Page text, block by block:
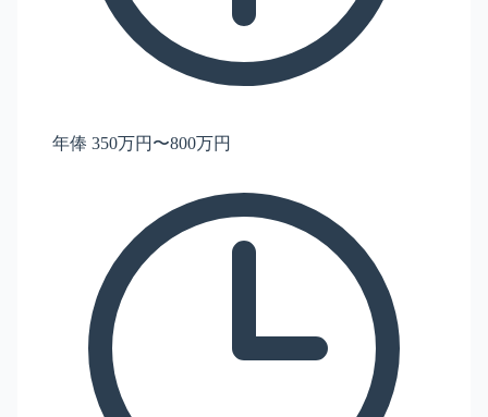
年俸 350万円〜800万円